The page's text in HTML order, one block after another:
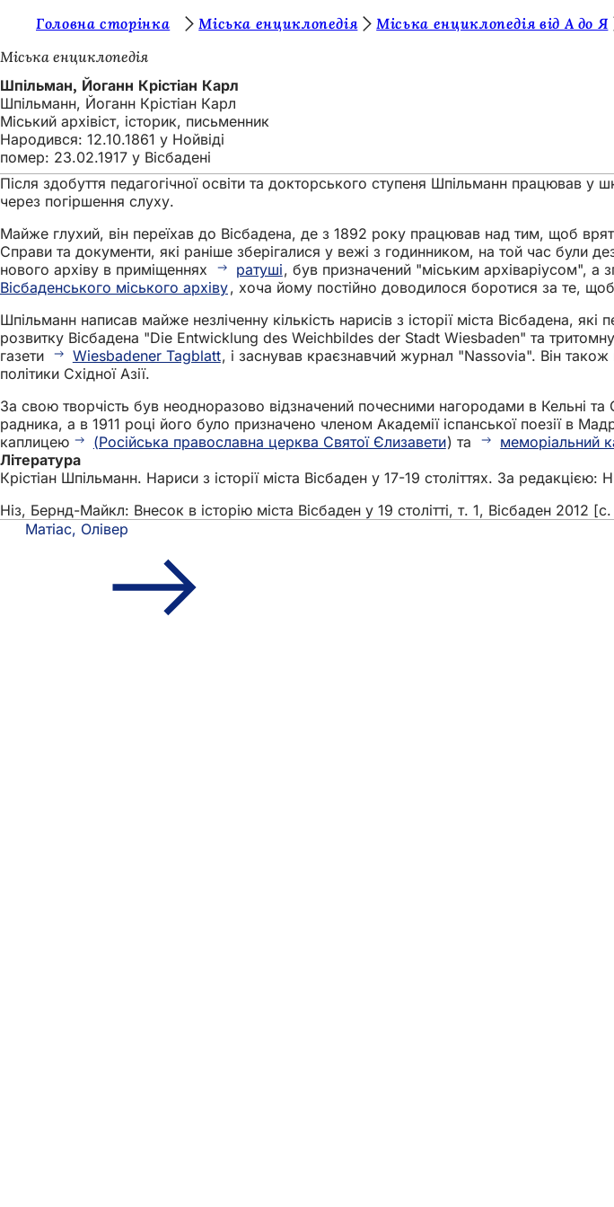
Перейти до змісту
и
т
у
т
:
Головна сторінка Міська енциклопедія Міська енциклопедія від А до Я
Міська енциклопедія
Шпільман, Йоганн Крістіан Карл
Шпільманн, Йоганн Крістіан Карл
Міський архівіст, історик, письменник
Народився: 12.10.1861 у Нойвіді
помер: 23.02.1917 у Вісбадені
Після здобуття педагогічної освіти та докторського ступеня Шпільманн працював
через погіршення слуху.
Майже глухий, він переїхав до Вісбадена, де з 1892 року працював над тим, щоб
Справи та документи, які раніше зберігалися у вежі з годинником, на той час були
нового архіву в приміщеннях
ратуші, був призначений "міським архіваріусом", а
Вісбаденського міського архіву, хоча йому постійно доводилося боротися за те,
Шпільманн написав майже незліченну кількість нарисів з історії міста Вісбадена,
розвитку Вісбадена "Die Entwicklung des Weichbildes der Stadt Wiesbaden" та
газети
Wiesbadener Tagblatt, і заснував краєзнавчий журнал "Nassovia". Він також
політики Східної Азії.
За свою творчість був неодноразово відзначений почесними нагородами в Кельні
радника, а в 1911 році його було призначено членом Академії іспанської поезії в
каплицею
(Російська православна церква Святої Єлизавети) та меморіальний
Література
Крістіан Шпільманн. Нариси з історії міста Вісбаден у 17-19 століттях. За
Ніз, Бернд-Майкл: Внесок в історію міста Вісбаден у 19 столітті, т. 1, Вісбаден 2012
Матіас, Олівер